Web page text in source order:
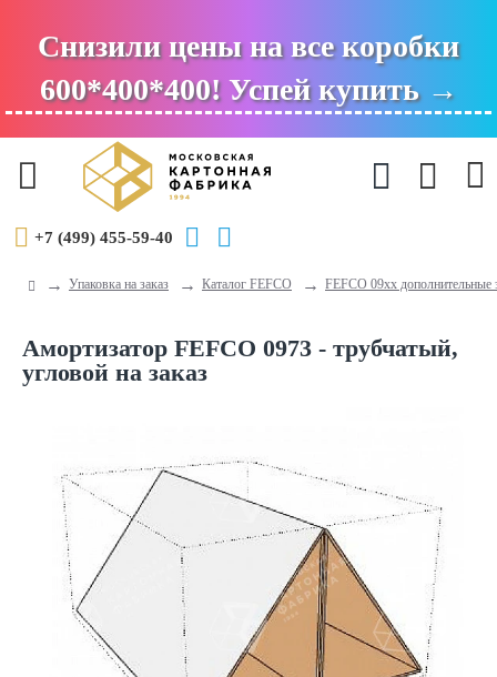
Снизили цены на все коробки
600*400*400! Успей купить →
+7 (499) 455-59-40
Упаковка на заказ Каталог FEFCO FEFCO 09xx дополнительные
Амортизатор FEFCO 0973 - трубчатый,
угловой на заказ